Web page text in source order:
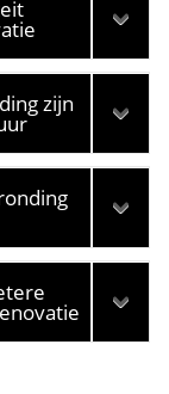
zijn